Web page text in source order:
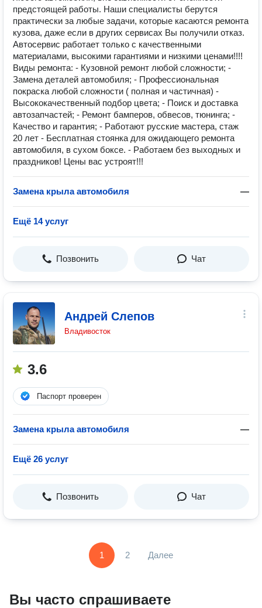
предстоящей работы. Наши специалисты берутся
практически за любые задачи, которые касаются ремонта
кузова, даже если в других сервисах Вы получили отказ.
Автосервис работает только с качественными
материалами, высокими гарантиями и низкими ценами!!!!
Виды ремонта: - Кузовной ремонт любой сложности; -
Замена деталей автомобиля; - Профессиональная
покраска любой сложности ( полная и частичная) -
Высококачественный подбор цвета; - Поиск и доставка
автозапчастей; - Ремонт бамперов, обвесов, тюнинга; -
Качество и гарантия; - Работают русские мастера, стаж
20 лет - Бесплатная стоянка для ожидающего ремонта
автомобиля, в сухом боксе. - Работаем без выходных и
праздников! Цены вас устроят!!!
Замена крыла автомобиля —
Ещё 14 услуг
Позвонить Чат
Андрей Слепов
Владивосток
3.6
Паспорт проверен
Замена крыла автомобиля —
Ещё 26 услуг
Позвонить Чат
1 2 Далее
Вы часто спрашиваете